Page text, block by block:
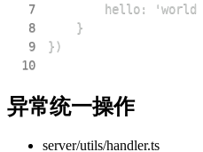
7
8
9
10
异常统一操作
server/utils/handler.ts